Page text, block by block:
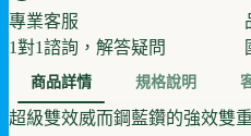
專業客服
1對1諮詢，解答疑問
商品詳情 規格說明
超級雙效威而鋼藍鑽的強效雙